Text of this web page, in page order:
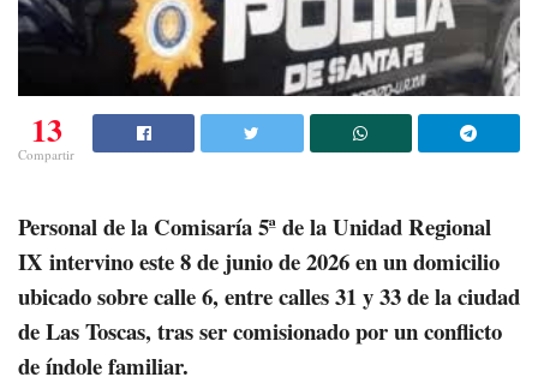
13
Compartir
Personal de la Comisaría 5ª de la Unidad Regional
IX intervino este 8 de junio de 2026 en un domicilio
ubicado sobre calle 6, entre calles 31 y 33 de la ciudad
de Las Toscas, tras ser comisionado por un conflicto
de índole familiar.